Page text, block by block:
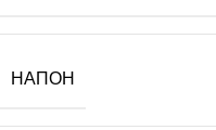
НАПОН